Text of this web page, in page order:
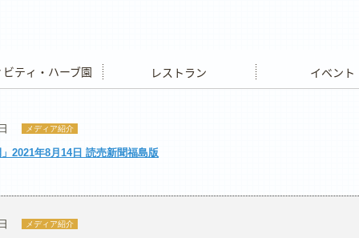
メディア紹介
2021年8月14日 読売新聞福島版
メディア紹介